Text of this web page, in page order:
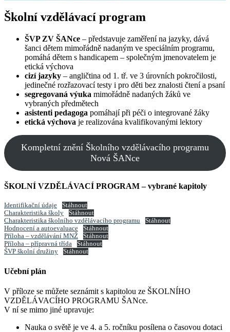
Školní vzdělávací program
ŠVP ZV ŠANce – představuje zaměření na jazyky, dává
šanci dětem mimořádně nadaným ve speciálním programu,
pomáhá dětem s handicapem – společným jmenovatelem je
etická výchova
cizí jazyky – angličtina od 1. tř. ve 3 úrovních pokročilosti,
jedinečné rozřazovací testy i pro děti bez znalosti čtení a psaní
segregovaná výuka mimořádně nadaných žáků ve
vybraných předmětech
asistenti pedagoga pomáhají při péči o integrované žáky
etická výchova je realizována kvalifikovanými lektory
Kompletní znění Školního vzdělávacího programu
Nová ŠANce
ŠKOLNÍ VZDĚLÁVACÍ PROGRAM – vybrané kapitoly
Identifikační údaje
Stáhnout
Charakteristika školy
Stáhnout
Charakteristika školního vzdělávacího programu
Stáhnout
Hodnocení a autoevaluace
Stáhnout
Příloha – vzdělávání MNŽ
Stáhnout
Příloha – přípravná třída
Stáhnout
ŠVP školní družiny
Stáhnout
Učební plán
V příloze se můžete seznámit s kapitolou ze ŠKOLNÍHO
VZDĚLÁVACÍHO PROGRAMU ŠANce.
V ní se mimo jiné upravuje:
Nauka o světě je ve 4. a 5. ročníku posílena o časovou dotaci